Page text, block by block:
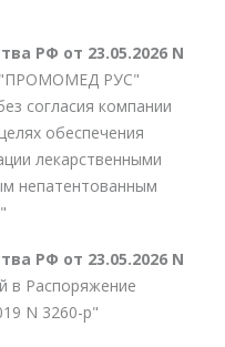
РФ от 23.05.2026 N
"ПРОМОМЕД РУС"
согласия компании
обеспечения
лекарственными
непатентованным
РФ от 23.05.2026 N
в Распоряжение
N 3260-р"